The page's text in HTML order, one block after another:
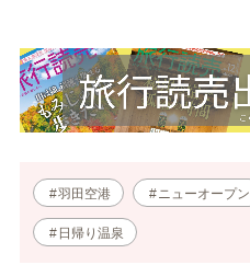
羽田空港 ニューオープン
日帰り温泉